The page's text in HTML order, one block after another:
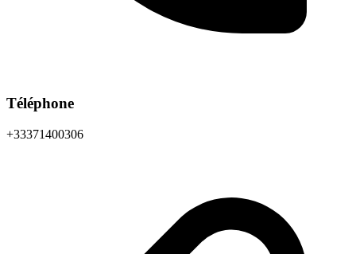
Téléphone
+33371400306